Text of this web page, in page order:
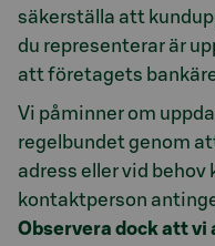
säkerställa att
du representerar är
att företagets
Vi påminner om
regelbundet genom
adress eller vid
kontaktperson
Observera dock att vi